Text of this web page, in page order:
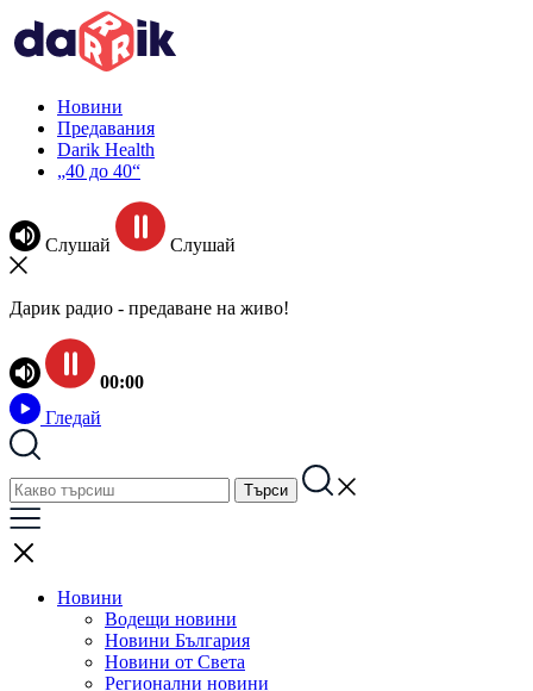
Новини
Предавания
Darik Health
„40 до 40“
Слушай Слушай
Дарик радио - предаване на живо!
00:00
Гледай
Новини
Водещи новини
Новини България
Новини от Света
Регионални новини